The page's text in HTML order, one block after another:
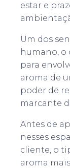
estar e
Um dos
humano, o
para
aroma de
poder de
marcante
Antes de
nesses
cliente, o
aroma